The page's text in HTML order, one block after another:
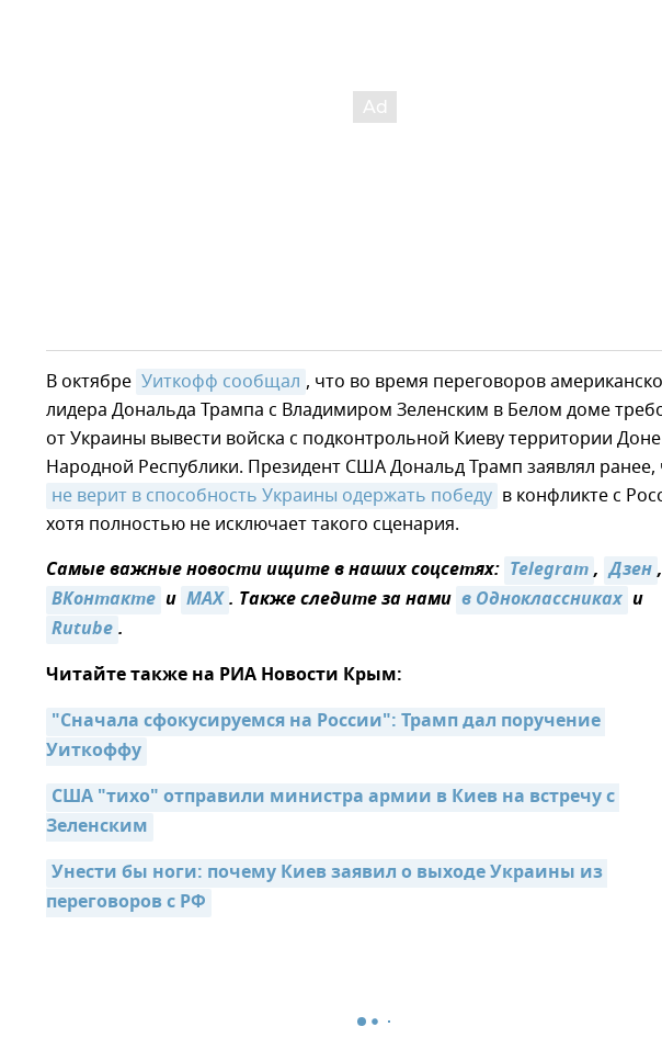
В октябре Уиткофф сообщал , что во время переговоров
лидера Дональда Трампа с Владимиром Зеленским в Белом доме
от Украины вывести войска с подконтрольной Киеву территории
Народной Республики. Президент США Дональд Трамп заявлял ранее,
не верит в способность Украины одержать победу в конфликте с
хотя полностью не исключает такого сценария.
Самые важные новости ищите в наших соцсетях: Telegram, Дзен,
ВКонтакте и MAX. Также следите за нами в Одноклассниках и
Rutube.
Читайте также на РИА Новости Крым:
"Сначала сфокусируемся на России": Трамп дал поручение
Уиткоффу
США "тихо" отправили министра армии в Киев на встречу с
Зеленским
Унести бы ноги: почему Киев заявил о выходе Украины из
переговоров с РФ